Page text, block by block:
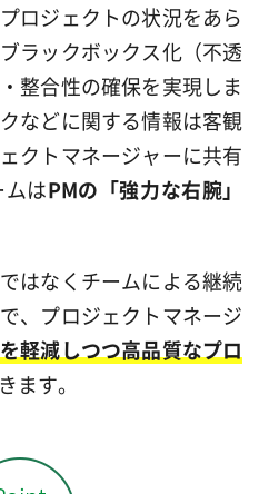
ロジェクトの状況をあら
ラックボックス化（不透
整合性の確保を実現しま
などに関する情報は客観
クトマネージャーに共有
はPMの「強力な右腕」
はなくチームによる継続
、プロジェクトマネージ
軽減しつつ高品質なプロ
ます。